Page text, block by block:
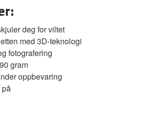
deg for viltet
med 3D-teknologi
fotografering
gram
oppbevaring
på